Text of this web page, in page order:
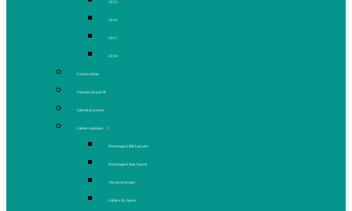
2015
2016
2017
2018
Gaz de schiste
Femmes de parole
Liberté de presse
Cahiers spéciaux
Hommage à Élie Laroche
Hommage à Jean Laurin
10e anniversaire
Cahiers du Japon